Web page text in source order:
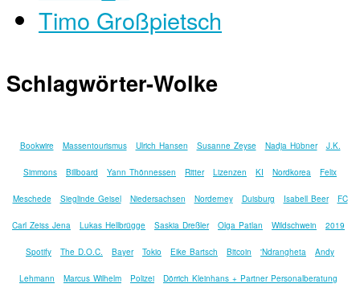
Timo Großpietsch
Schlagwörter-Wolke
Bookwire Massentourismus Ulrich Hansen Susanne Zeyse Nadja Hübner J.K.
Simmons Billboard Yann Thönnessen Ritter Lizenzen KI Nordkorea Felix
Meschede Sieglinde Geisel Niedersachsen Norderney Duisburg Isabell Beer FC
Carl Zeiss Jena Lukas Hellbrügge Saskia Dreßler Olga Patlan Wildschwein 2019
Spotify The D.O.C. Bayer Tokio Eike Bartsch Bitcoin 'Ndrangheta Andy
Lehmann Marcus Wilhelm Polizei Dörrich Kleinhans + Partner Personalberatung